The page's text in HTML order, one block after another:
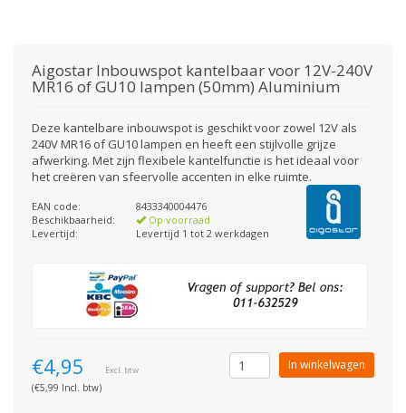
Aigostar Inbouwspot kantelbaar voor 12V-240V
MR16 of GU10 lampen (50mm) Aluminium
Deze kantelbare inbouwspot is geschikt voor zowel 12V als
240V MR16 of GU10 lampen en heeft een stijlvolle grijze
afwerking. Met zijn flexibele kantelfunctie is het ideaal voor
het creëren van sfeervolle accenten in elke ruimte.
EAN code:
8433340004476
Beschikbaarheid:
Op voorraad
Levertijd:
Levertijd 1 tot 2 werkdagen
€4,95 Excl. btw
(€5,99 Incl. btw)
In winkelwagen